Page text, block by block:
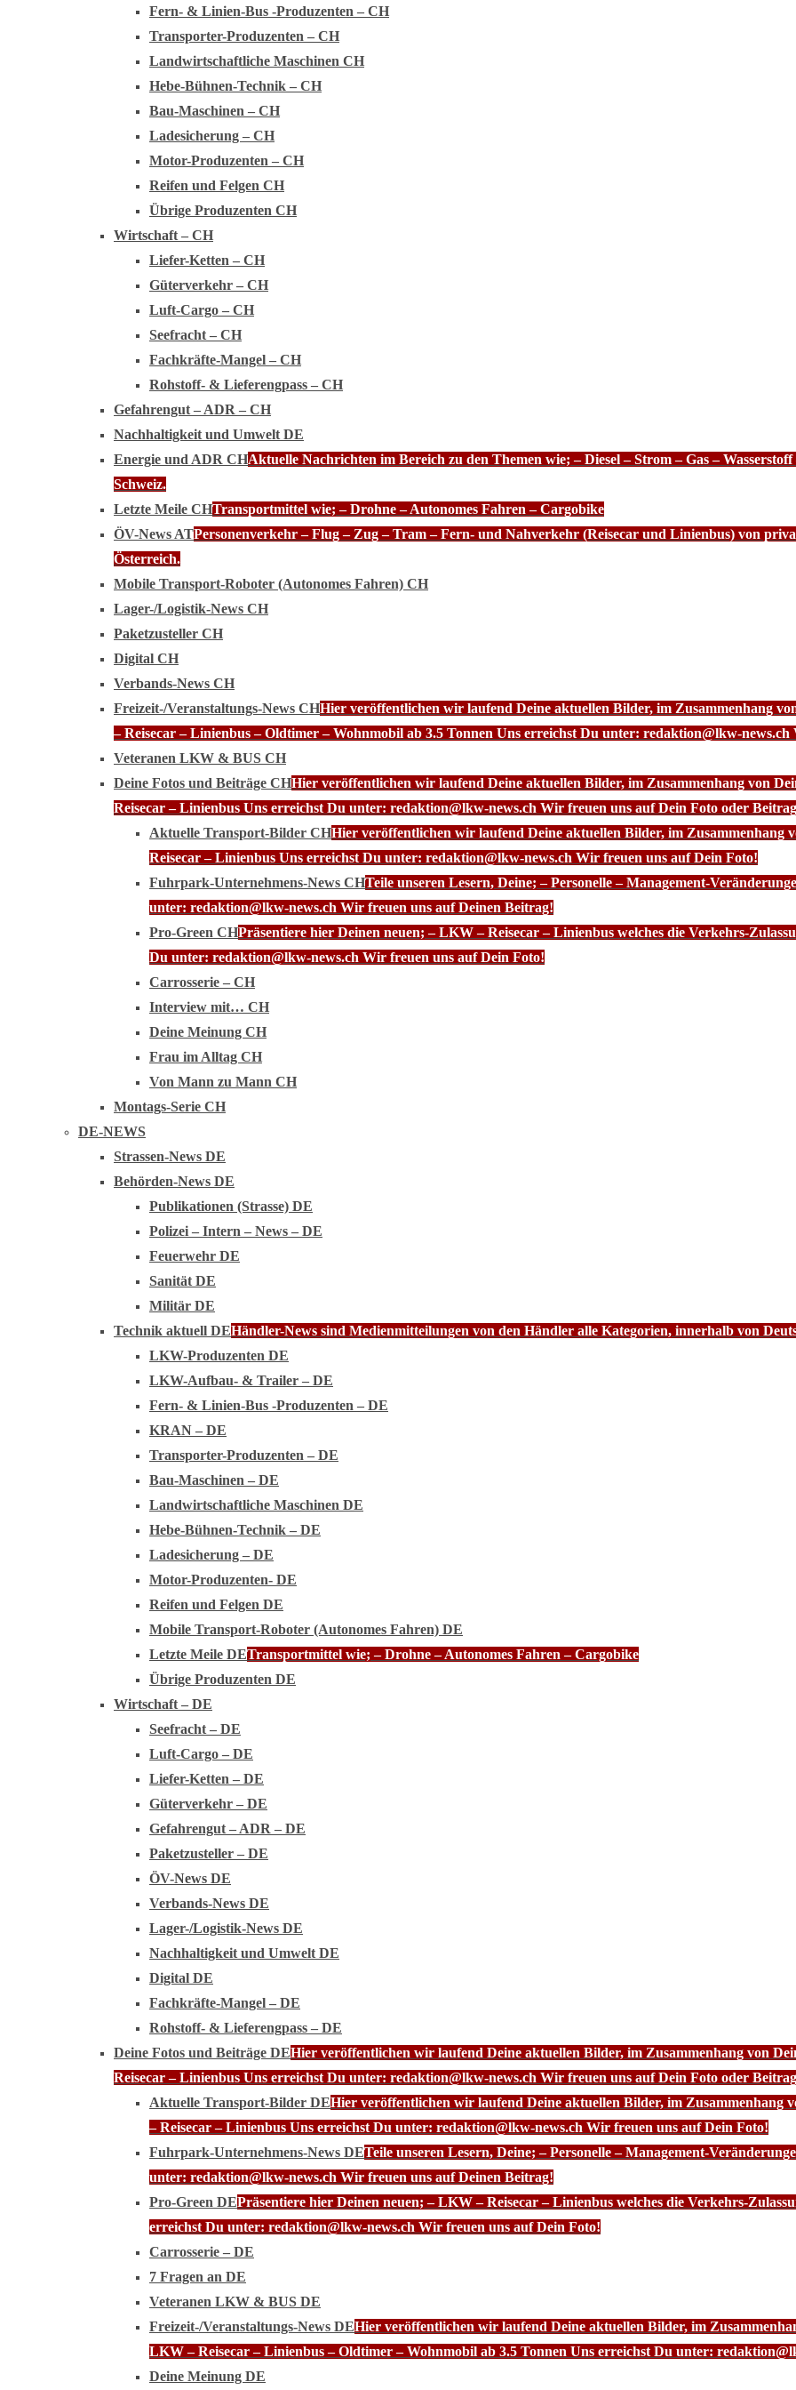
Fern- & Linien-Bus -Produzenten – CH
Transporter-Produzenten – CH
Landwirtschaftliche Maschinen CH
Hebe-Bühnen-Technik – CH
Bau-Maschinen – CH
Ladesicherung – CH
Motor-Produzenten – CH
Reifen und Felgen CH
Übrige Produzenten CH
Wirtschaft – CH
Liefer-Ketten – CH
Güterverkehr – CH
Luft-Cargo – CH
Seefracht – CH
Fachkräfte-Mangel – CH
Rohstoff- & Lieferengpass – CH
Gefahrengut – ADR – CH
Nachhaltigkeit und Umwelt DE
Energie und ADR CHAktuelle Nachrichten im Bereich zu den Themen wie; – Diesel – Strom – Gas –
Schweiz.
Letzte Meile CHTransportmittel wie; – Drohne – Autonomes Fahren – Cargobike
ÖV-News ATPersonenverkehr – Flug – Zug – Tram – Fern- und Nahverkehr (Reisecar und Linienbus) von
Österreich.
Mobile Transport-Roboter (Autonomes Fahren) CH
Lager-/Logistik-News CH
Paketzusteller CH
Digital CH
Verbands-News CH
Freizeit-/Veranstaltungs-News CHHier veröffentlichen wir laufend Deine aktuellen Bilder, im Zusammenhang
– Reisecar – Linienbus – Oldtimer – Wohnmobil ab 3.5 Tonnen Uns erreichst Du unter: redaktion@lkw-
Veteranen LKW & BUS CH
Deine Fotos und Beiträge CHHier veröffentlichen wir laufend Deine aktuellen Bilder, im Zusammenhang von
Reisecar – Linienbus Uns erreichst Du unter: redaktion@lkw-news.ch Wir freuen uns auf Dein Foto oder
Aktuelle Transport-Bilder CHHier veröffentlichen wir laufend Deine aktuellen Bilder, im
Reisecar – Linienbus Uns erreichst Du unter: redaktion@lkw-news.ch Wir freuen uns auf Dein Foto!
Fuhrpark-Unternehmens-News CHTeile unseren Lesern, Deine; – Personelle – Management-
unter: redaktion@lkw-news.ch Wir freuen uns auf Deinen Beitrag!
Pro-Green CHPräsentiere hier Deinen neuen; – LKW – Reisecar – Linienbus welches die Verkehrs-
Du unter: redaktion@lkw-news.ch Wir freuen uns auf Dein Foto!
Carrosserie – CH
Interview mit… CH
Deine Meinung CH
Frau im Alltag CH
Von Mann zu Mann CH
Montags-Serie CH
DE-NEWS
Strassen-News DE
Behörden-News DE
Publikationen (Strasse) DE
Polizei – Intern – News – DE
Feuerwehr DE
Sanität DE
Militär DE
Technik aktuell DEHändler-News sind Medienmitteilungen von den Händler alle Kategorien, innerhalb von
LKW-Produzenten DE
LKW-Aufbau- & Trailer – DE
Fern- & Linien-Bus -Produzenten – DE
KRAN – DE
Transporter-Produzenten – DE
Bau-Maschinen – DE
Landwirtschaftliche Maschinen DE
Hebe-Bühnen-Technik – DE
Ladesicherung – DE
Motor-Produzenten- DE
Reifen und Felgen DE
Mobile Transport-Roboter (Autonomes Fahren) DE
Letzte Meile DETransportmittel wie; – Drohne – Autonomes Fahren – Cargobike
Übrige Produzenten DE
Wirtschaft – DE
Seefracht – DE
Luft-Cargo – DE
Liefer-Ketten – DE
Güterverkehr – DE
Gefahrengut – ADR – DE
Paketzusteller – DE
ÖV-News DE
Verbands-News DE
Lager-/Logistik-News DE
Nachhaltigkeit und Umwelt DE
Digital DE
Fachkräfte-Mangel – DE
Rohstoff- & Lieferengpass – DE
Deine Fotos und Beiträge DEHier veröffentlichen wir laufend Deine aktuellen Bilder, im Zusammenhang von
Reisecar – Linienbus Uns erreichst Du unter: redaktion@lkw-news.ch Wir freuen uns auf Dein Foto oder
Aktuelle Transport-Bilder DEHier veröffentlichen wir laufend Deine aktuellen Bilder, im
– Reisecar – Linienbus Uns erreichst Du unter: redaktion@lkw-news.ch Wir freuen uns auf Dein Foto!
Fuhrpark-Unternehmens-News DETeile unseren Lesern, Deine; – Personelle – Management-
unter: redaktion@lkw-news.ch Wir freuen uns auf Deinen Beitrag!
Pro-Green DEPräsentiere hier Deinen neuen; – LKW – Reisecar – Linienbus welches die Verkehrs-
erreichst Du unter: redaktion@lkw-news.ch Wir freuen uns auf Dein Foto!
Carrosserie – DE
7 Fragen an DE
Veteranen LKW & BUS DE
Freizeit-/Veranstaltungs-News DEHier veröffentlichen wir laufend Deine aktuellen Bilder, im
LKW – Reisecar – Linienbus – Oldtimer – Wohnmobil ab 3.5 Tonnen Uns erreichst Du unter:
Deine Meinung DE